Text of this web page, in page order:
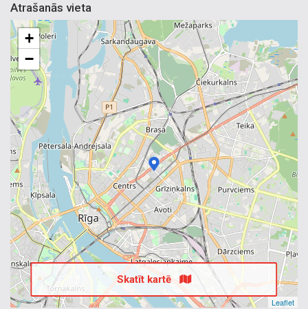
Atrašanās vieta
+
−
Leaflet
Skatīt kartē